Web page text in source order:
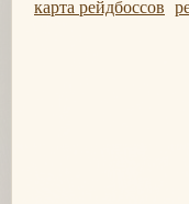
карта рейдбоссов